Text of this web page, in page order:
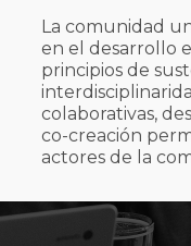
La comunidad
en el desarrollo
principios de
colaborativas,
co-creación
actores de la